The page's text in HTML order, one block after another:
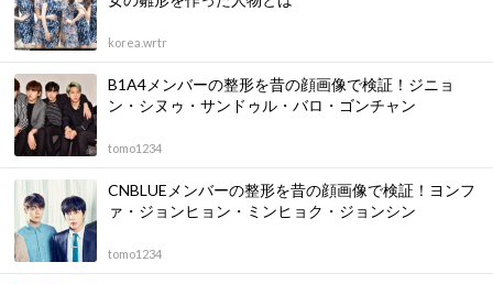
korea.wrtr
B1A4メンバーの整形を昔の顔画像で検証！ジニョ
ン・シヌゥ・サンドゥル・バロ・ゴンチャン
tomo1234
CNBLUEメンバーの整形を昔の顔画像で検証！ヨンフ
ァ・ジョンヒョン・ミンヒョク・ジョンシン
tomo1234